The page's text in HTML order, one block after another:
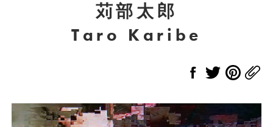
苅部太郎
Taro Karibe